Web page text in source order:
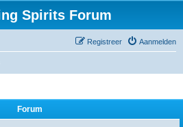
Spirits Forum
Aanmelden
Registreer
Forum